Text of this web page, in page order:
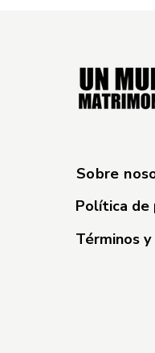
Sobre
Política de
Términos